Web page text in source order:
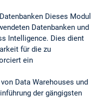
Dieses Modul
Datenbanken und
Intelligence. Dies dient
für die zu
ein
Data Warehouses und
der gängigsten